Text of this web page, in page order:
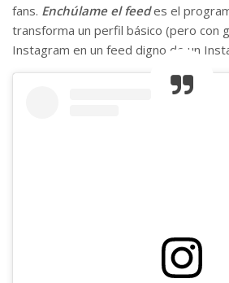
fans. Enchúlame el feedes el
transforma un perfil básico (pero con
Instagram en un feed digno de un